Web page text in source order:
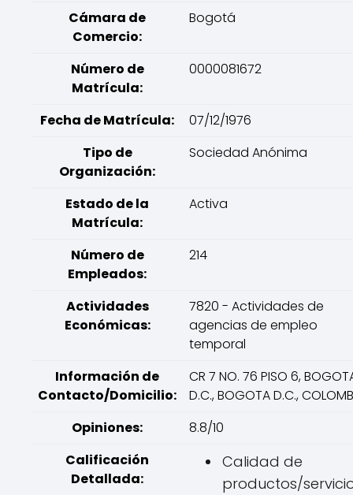
Cámara de
Comercio:
Bogotá
Número de
Matrícula:
0000081672
Fecha de Matrícula:
07/12/1976
Tipo de
Organización:
Sociedad Anónima
Estado de la
Matrícula:
Activa
Número de
Empleados:
214
Actividades
Económicas:
7820 - Actividades de
agencias de empleo
temporal
Información de
Contacto/Domicilio:
CR 7 NO. 76 PISO 6,
D.C., BOGOTA D.C.,
Opiniones:
8.8/10
Calificación
Detallada:
Calidad de
productos/